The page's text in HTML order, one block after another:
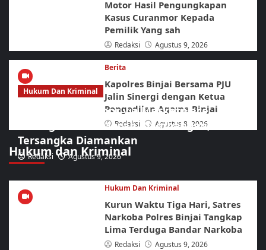
Motor Hasil Pengungkapan
Kasus Curanmor Kepada
Pemilik Yang sah
Redaksi Agustus 9, 2026
Berita
Kapolres Binjai Bersama PJU
Jalin Sinergi dengan Ketua
Pengadilan Agama Binjai
Redaksi Agustus 8, 2026
Hukum dan Kriminal
Hukum Dan Kriminal
Jaringan Curanmor via Marketplace
Dibongkar URC Macan Blambangan, Lima
Tersangka Diamankan
Redaksi Agustus 9, 2026
Hukum Dan Kriminal
Kurun Waktu Tiga Hari, Satres
Narkoba Polres Binjai Tangkap
Lima Terduga Bandar Narkoba
Redaksi Agustus 9, 2026